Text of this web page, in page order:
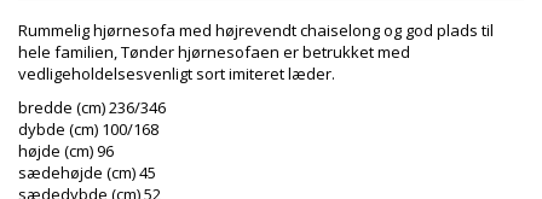
Rummelig hjørnesofa med højrevendt chaiselong og god plads til
hele familien, Tønder hjørnesofaen er betrukket med
vedligeholdelsesvenligt sort imiteret læder.
bredde (cm) 236/346
dybde (cm) 100/168
højde (cm) 96
sædehøjde (cm) 45
sædedybde (cm) 52